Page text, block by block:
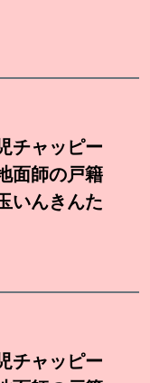
チャッピー
面師の戸籍
いんきんた
チャッピー